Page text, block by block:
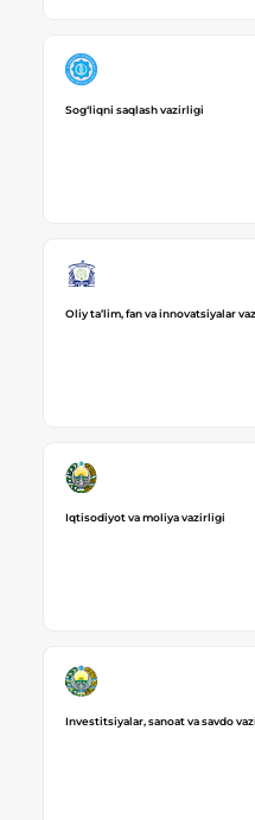
Sog‘liqni saqlash vazirligi
Oliy ta’lim, fan va innovatsiyalar
Iqtisodiyot va moliya vazirligi
Investitsiyalar, sanoat va savdo